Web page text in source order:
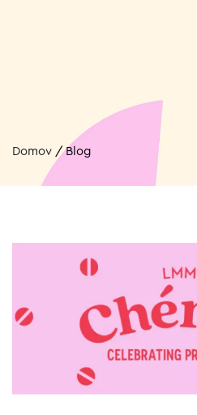
Domov /Blog